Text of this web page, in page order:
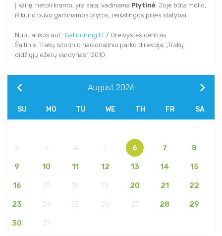
Į kairę, netoli kranto, yra sala, vadinama Plytinė. Joje būta molio,
iš kurio buvo gaminamos plytos, reikalingos pilies statybai.
Nuotraukos aut.: Ballooning.LT / Oreivystės centras
Šaltinis: Trakų istorinio nacionalinio parko direkcija, „Trakų
didžiųjų ežerų vardynas”, 2010
August 2026
SU MO TU WE TH FR SA
1
2 3 4 5 6 7 8
9 10 11 12 13 14 15
16 17 18 19 20 21 22
23 24 25 26 27 28 29
30 31